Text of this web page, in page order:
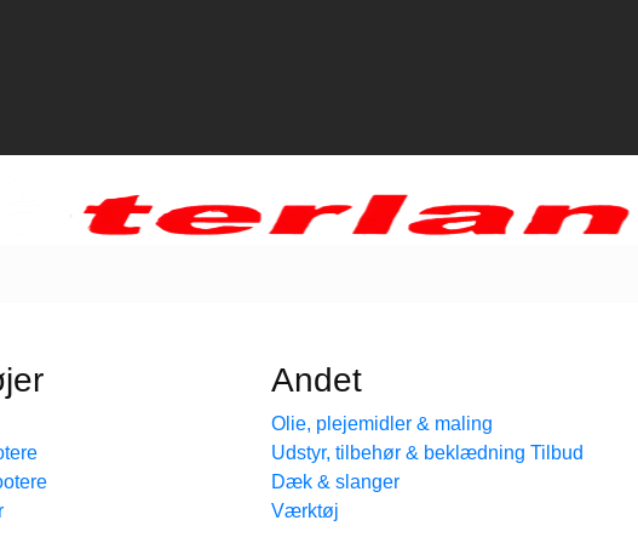
Andet
Olie, plejemidler & maling
Udstyr, tilbehør & beklædning
Dæk & slanger
Værktøj